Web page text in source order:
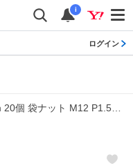
i
ログイン